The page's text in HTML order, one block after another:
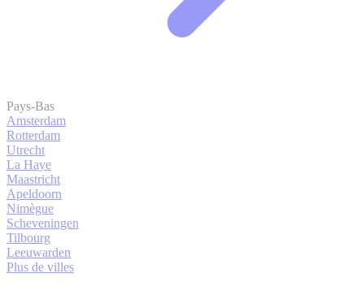
Pays-Bas
Amsterdam
Rotterdam
Utrecht
La Haye
Maastricht
Apeldoorn
Nimègue
Scheveningen
Tilbourg
Leeuwarden
Plus de villes